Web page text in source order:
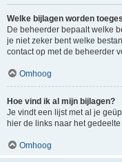
Welke bijlagen worden
De beheerder bepaalt welke
je niet zeker bent welke
contact op met de beheerder
Omhoog
Hoe vind ik al mijn bijlagen?
Je vindt een lijst met al je
hier de links naar het
Omhoog